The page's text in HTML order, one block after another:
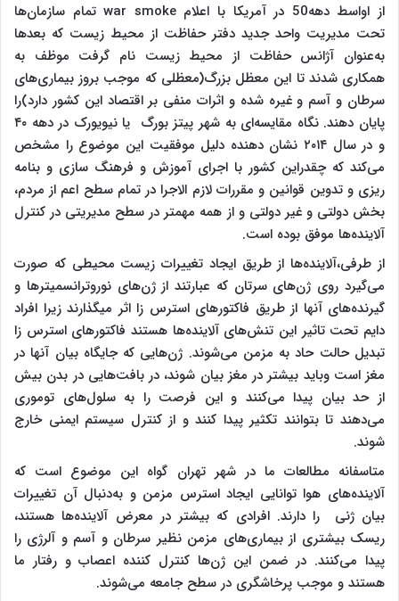
از اواسط دهه50 در آمریکا با اعلام
war smoke تمام سازمان‌ها
تحت مدیریت واحد جدید دفتر حفاظت از محیط زیست که بعدها
به‌عنوان آژانس حفاظت از محیط زیست نام گرفت موظف به
همکاری شدند تا این معظل بزرگ(معظلی که موجب بروز بیماری‌های
سرطان و آسم و غیره شده و اثرات منفی بر اقتصاد این کشور دارد)را
پایان دهند. نگاه مقایسه‌ای به شهر پیتز بورگ یا نیویورک در دهه ۴۰
و در سال ۲۰۱۴ نشان دهنده دلیل موفقیت این موضوع را مشخص
می‌کند که چقدراین کشور با اجرای آموزش و فرهنگ سازی و بنامه
ریزی و تدوین قوانین و مقررات لازم الاجرا در تمام سطح اعم از مردم،
بخش دولتی و غیر دولتی و از همه مهمتر در سطح مدیریتی در کنترل
آلاینده‌ها موفق بوده است.
از طرفی،آلاینده‌ها از طریق ایجاد تغییرات زیست محیطی که صورت
می‌گیرد روی ژن‌های سرتان که عبارتند از ژن‌های نوروترانسمیترها و
گیرنده‌های آنها از طریق فاکتورهای استرس زا اثر می­گذارند زیرا افراد
دایم تحت تاثیر این تنش‌های آلاینده‌ها هستند فاکتورهای استرس زا
تبدیل حالت حاد به مزمن می‌شوند. ژن‌هایی که جایگاه بیان آنها در
مغز است وباید بیشتر در مغز بیان شوند، در بافت‌هایی در بدن بیش
از حدبیان پیدا می‌کنند و این فرصت را به سلول‌های توموری
می‌دهند تا بتوانند تکثیر پیدا کنند و از کنترل سیستم ایمنی خارج
شوند.
متاسفانه مطالعات ما در شهر تهران گواه این موضوع است که
آلاینده‌های هوا توانایی ایجاد استرس مزمن و به‌دنبال آن تغییرات
بیان ژنی را دارند. افرادی که بیشتر در معرض آلاینده‌ها هستند،
ریسک بیشتری از بیماری‌های مزمن نظیر سرطان و آسم و آلرژی را
پیدا می‌کنند. در ضمن این ژن‌ها کنترل کننده اعصاب و رفتار ما
هستند و موجب پرخاشگری در سطح جامعه می‌شوند.